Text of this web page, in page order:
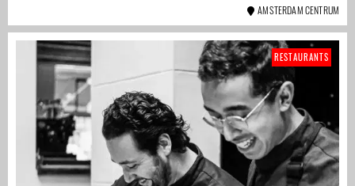
AMSTERDAM CENTRUM
RESTAURANTS